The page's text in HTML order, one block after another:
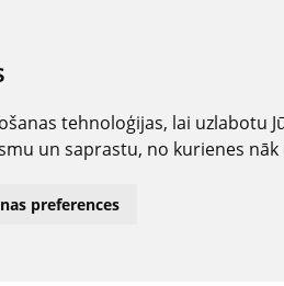
tehnoloģijas, lai
un saprastu, no kurienes
preferences